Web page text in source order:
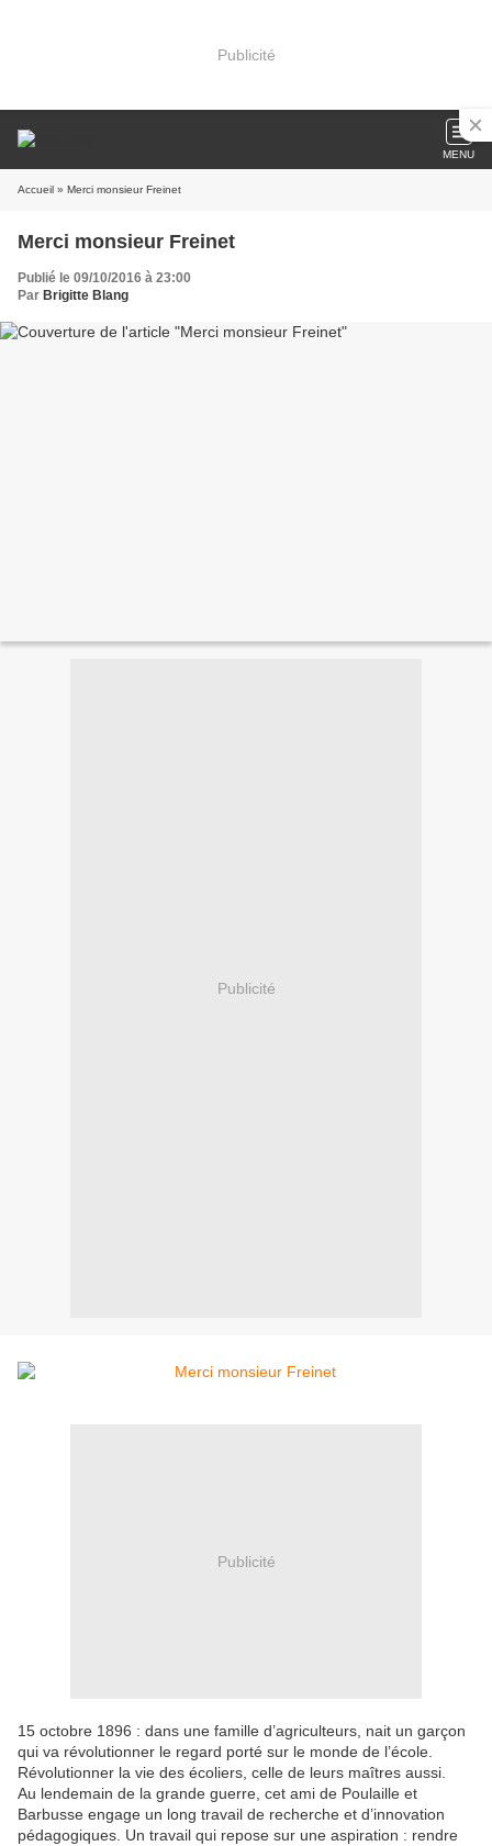
Publicité
MENU
Accueil » Merci monsieur Freinet
Merci monsieur Freinet
Publié le 09/10/2016 à 23:00
Par Brigitte Blang
Publicité
Publicité
15 octobre 1896 : dans une famille d’agriculteurs, nait un garçon
qui va révolutionner le regard porté sur le monde de l’école.
Révolutionner la vie des écoliers, celle de leurs maîtres aussi.
Au lendemain de la grande guerre, cet ami de Poulaille et
Barbusse engage un long travail de recherche et d’innovation
pédagogiques. Un travail qui repose sur une aspiration : rendre